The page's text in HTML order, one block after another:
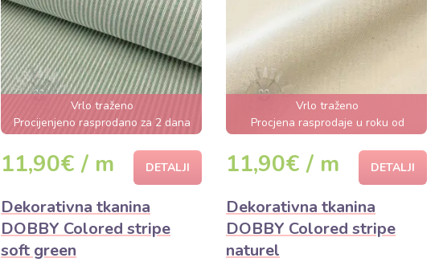
Vrlo traženo
Procijenjeno rasprodano za 2 dana
11,90€ / m DETALJI
Dekorativna tkanina
DOBBY Colored stripe
soft green
Vrlo traženo
Procjena rasprodaje u roku od
nekoliko sati
11,90€ / m DETALJI
Dekorativna tkanina
DOBBY Colored stripe
naturel